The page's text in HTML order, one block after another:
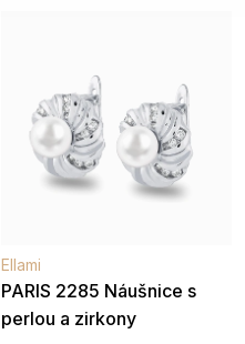
PARIS 2285 Náušnice s
perlou a zirkony
Ellami